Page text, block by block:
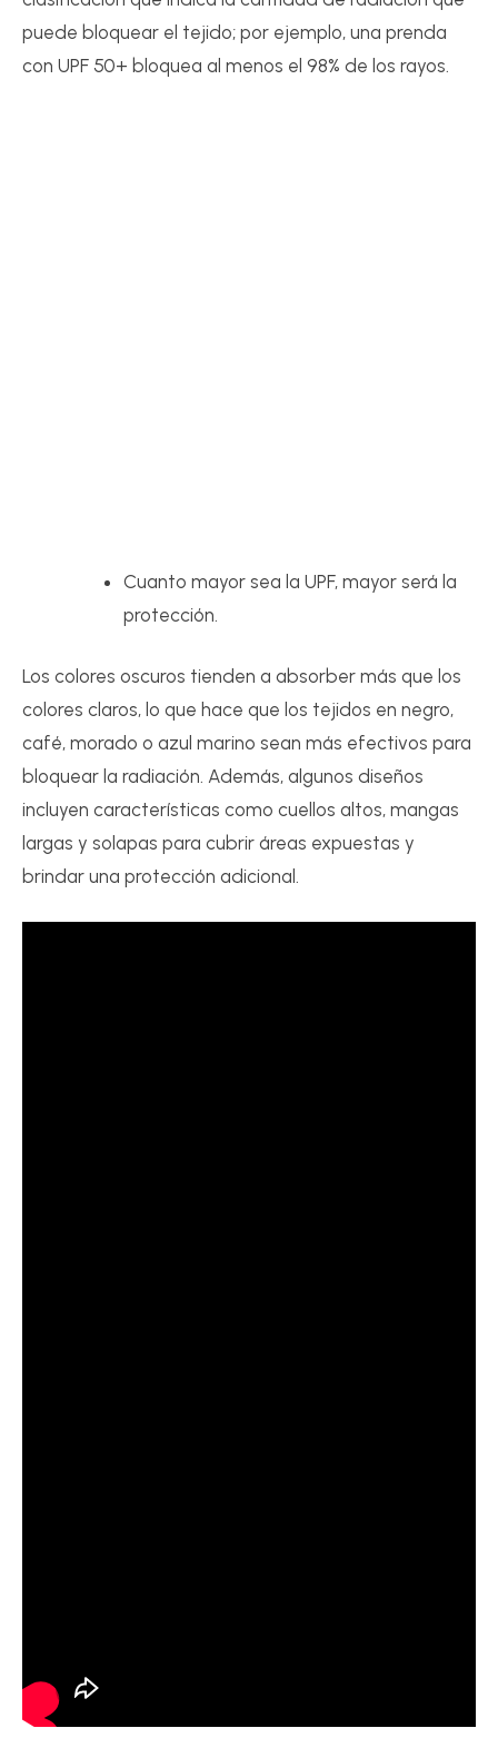
puede bloquear el tejido; por ejemplo, una prenda
con UPF 50+ bloquea al menos el 98% de los rayos.
Cuanto mayor sea la UPF, mayor será la
protección.
Los colores oscuros tienden a absorber más que los
colores claros, lo que hace que los tejidos en negro,
café, morado o azul marino sean más efectivos para
bloquear la radiación. Además, algunos diseños
incluyen características como cuellos altos, mangas
largas y solapas para cubrir áreas expuestas y
brindar una protección adicional.